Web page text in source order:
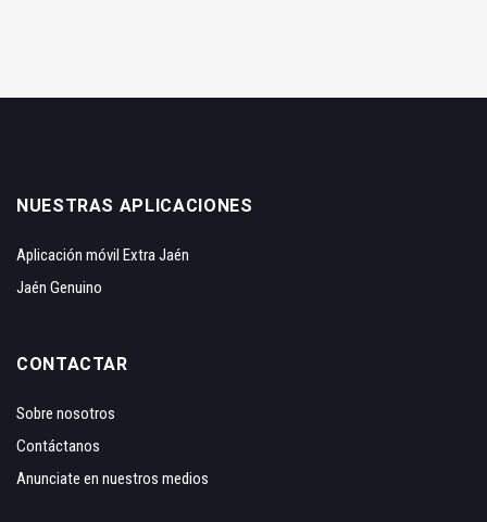
NUESTRAS APLICACIONES
Aplicación móvil Extra Jaén
Jaén Genuino
CONTACTAR
Sobre nosotros
Contáctanos
Anunciate en nuestros medios